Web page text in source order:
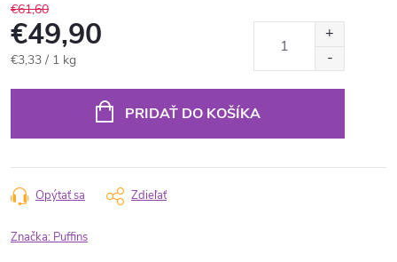
€61,60
€49,90
Jednotková
€3,33 / 1 kg
PRIDAŤ DO KOŠÍKA
Opýtať sa Zdieľať
Značka: Puffins